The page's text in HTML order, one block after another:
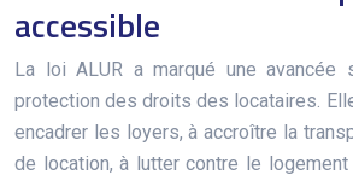
accessible
La loi ALUR a marqué une avancée
protection des droits des locataires.
encadrer les loyers, à accroître la
de location, à lutter contre le